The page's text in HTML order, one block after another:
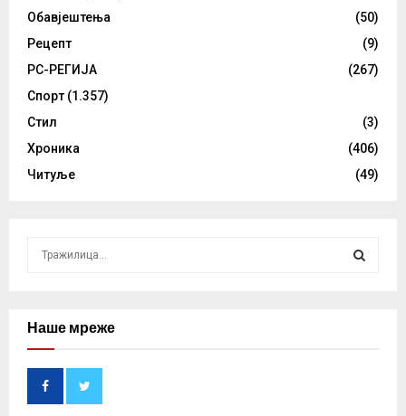
Обавјештења
(50)
Рецепт
(9)
РС-РЕГИЈА
(267)
Спорт (1.357)
Стил
(3)
Хроника
(406)
Читуље
(49)
cНаше мреже